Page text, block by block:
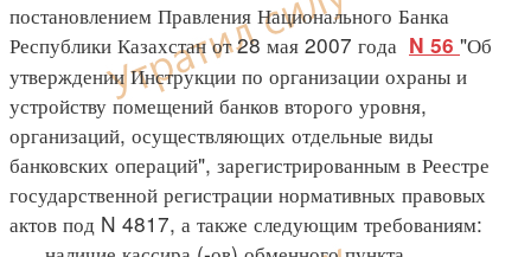
постановлением Правления Национального Банка
Республики Казахстан от 28 мая 2007 года N 56 "Об
утверждении Инструкции по организации охраны и
устройству помещений банков второго уровня,
организаций, осуществляющих отдельные виды
банковских операций", зарегистрированным в Реестре
государственной регистрации нормативных правовых
актов под N 4817, а также следующим требованиям: